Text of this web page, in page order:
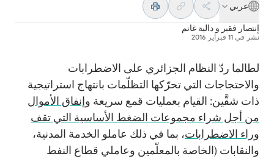
عربي
إنتصار فقير ودالية غانم
نشر في 11 فبراير 2016
لطالما ردّ النظام الجزائري على الاضطرابات
والاحتجاجات التي تحرّكها التظلّمات بانتهاج استراتيجية
ذات شقَّين: القيام بعمليات قمع سريعة وإنفاق الأموال
من أجل شراء مجموعات الضغط الأساسية التي تقف
وراء الاضطرابات، بما في ذلك عاملو الخدمة المدنية،
والنقابات (الخاصة بالمعلّمين وعاملي قطاع النفط